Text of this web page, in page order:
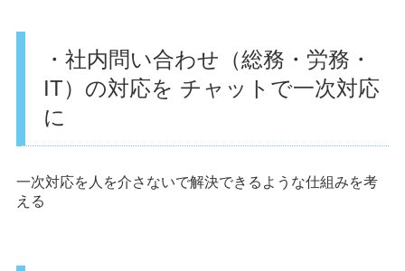
・社内問い合わせ（総務・労務・
IT）の対応を チャットで一次対応
に
一次対応を人を介さないで解決できるような仕組みを考
える